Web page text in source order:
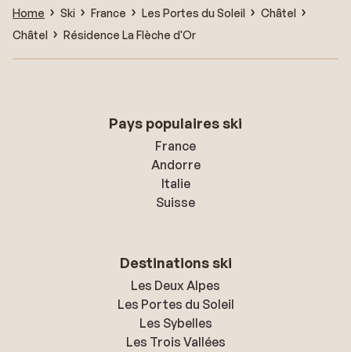
Home Ski France Les Portes du Soleil
Châtel
Châtel
Résidence La Flèche d'Or
Pays populaires ski
France
Andorre
Italie
Suisse
Destinations ski
Les Deux Alpes
Les Portes du Soleil
Les Sybelles
Les Trois Vallées